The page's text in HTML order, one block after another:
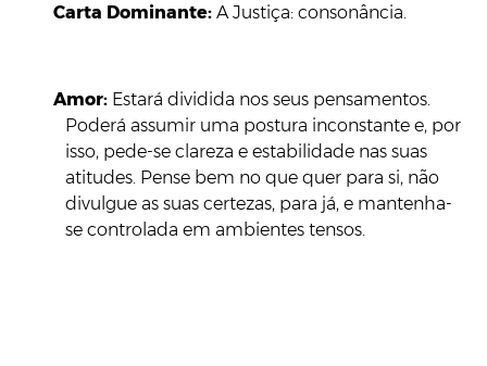
Carta Dominante: A Justiça: consonância.
Amor: Estará dividida nos seus pensamentos.
Poderá assumir uma postura inconstante e, por
isso, pede-se clareza e estabilidade nas suas
atitudes. Pense bem no que quer para si, não
divulgue as suas certezas, para já, e mantenha-
se controlada em ambientes tensos.